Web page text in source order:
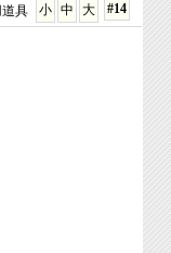
#14
大
中
小
具